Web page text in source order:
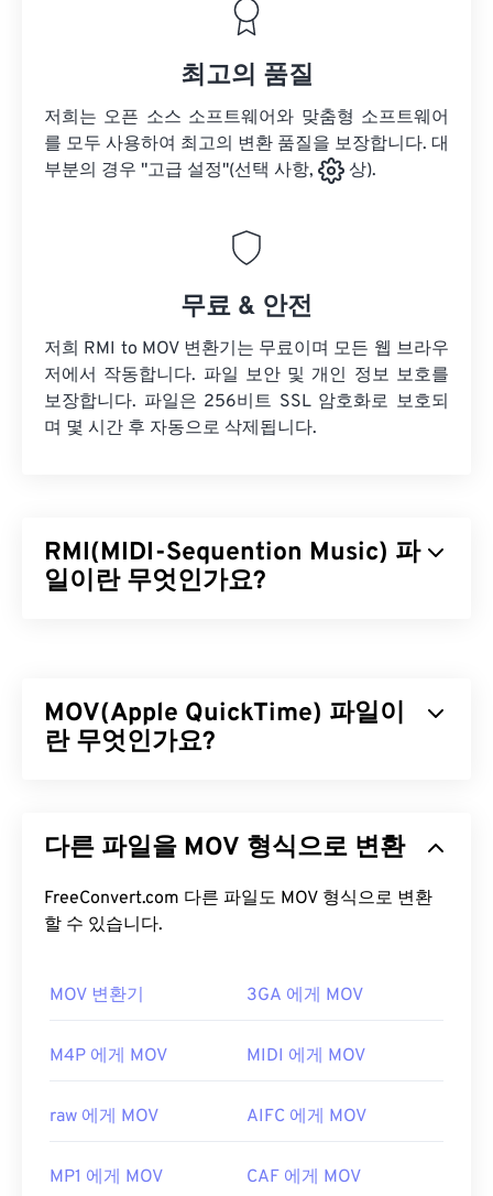
최고의 품질
저희는 오픈 소스 소프트웨어와 맞춤형 소프트웨어
를 모두 사용하여 최고의 변환 품질을 보장합니다. 대
부분의 경우 "고급 설정"(선택 사항,
상).
무료 & 안전
저희 RMI to MOV 변환기는 무료이며 모든 웹 브라우
저에서 작동합니다. 파일 보안 및 개인 정보 보호를
보장합니다. 파일은 256비트 SSL 암호화로 보호되
며 몇 시간 후 자동으로 삭제됩니다.
RMI(MIDI-Sequention Music) 파
일이란 무엇인가요?
이너 내에서 RMI 파일은 명령어를 제공하고 주석을
저장하는 역할을 합니다. 또한, RMI 파일은 오디오
RMI 파일을 여는 데 가장 적합한 프로그램은
여러 플랫폼에서
VLC 미디어 플레이어는RMI 파일
서는vanBasco's Karaoke Player,Windows Media
개발자: MIDI 제조업체 협회
MOV(Apple QuickTime) 파일이
란 무엇인가요?
는 컨테이너입니다. 멀티미디어 파일을 사용자 기기
QuickTime의 주요 특징 중 하나는 동영상 "아톰"과
"트랙" 단위로 데이터를 저장하여 파일의 고도로 세
MOV 파일을 어떻게 여나요?
기본적으로 MOV 파일은 QuickTime으로 열립니다.
Player로 열 수 있지만, 최신 버전은 이 플레이어에
서 열리지 않습니다. QuickTime으로 MOV 파일을 열
동하는VLC 미디어 플레이어를 사용하세요.
다른 파일을 MOV 형식으로 변환
FreeConvert.com 다른 파일도 MOV 형식으로 변환
할 수 있습니다.
MOV 변환기 3GA 에게 MOV
M4P 에게 MOV MIDI 에게 MOV
raw 에게 MOV AIFC 에게 MOV
MP1 에게 MOV CAF 에게 MOV